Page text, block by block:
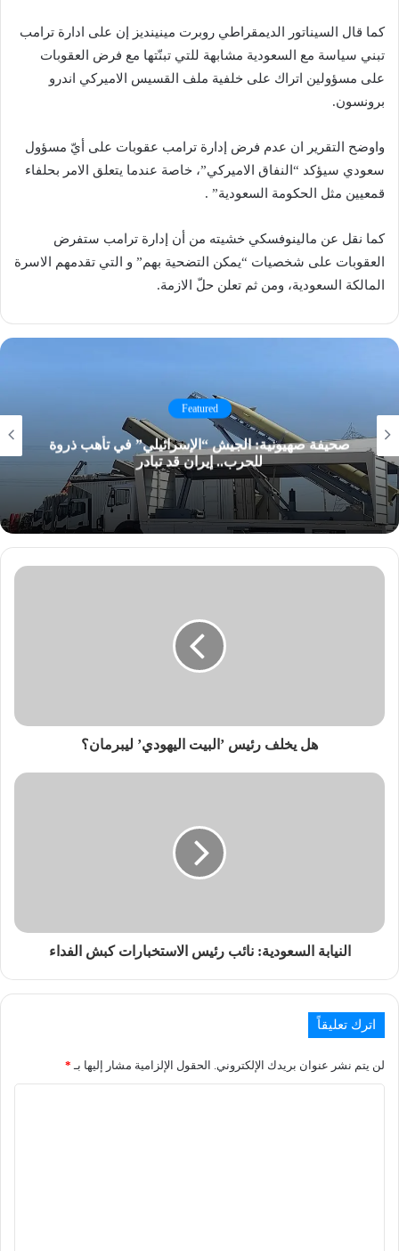
كما قال السيناتور الديمقراطي روبرت مينينديز إن على ادارة ترامب
تبني سياسة مع السعودية مشابهة للتي تبنّتها مع فرض العقوبات
على مسؤولين اتراك على خلفية ملف القسيس الاميركي اندرو
برونسون.
واوضح التقرير ان عدم فرض إدارة ترامب عقوبات على أيّ مسؤول
سعودي سيؤكد “النفاق الاميركي”، خاصة عندما يتعلق الامر بحلفاء
قمعيين مثل الحكومة السعودية” .
كما نقل عن مالينوفسكي خشيته من أن إدارة ترامب ستفرض
العقوبات على شخصيات “يمكن التضحية بهم” و التي تقدمهم الاسرة
المالكة السعودية، ومن ثم تعلن حلّ الازمة.
Featured
صحيفة صهيونية: الجيش “الإسرائيلي” في تأهب ذروة
للحرب.. إيران قد تبادر
هل يخلف رئيس ’البيت اليهودي’ ليبرمان؟
النيابة السعودية: نائب رئيس الاستخبارات كبش الفداء
اترك تعليقاً
لن يتم نشر عنوان بريدك الإلكتروني. الحقول الإلزامية مشار إليها بـ *